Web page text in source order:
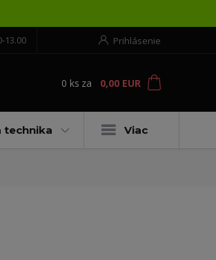
Prihlásenie
13.00
0 ks za 0,00 EUR
technika Viac